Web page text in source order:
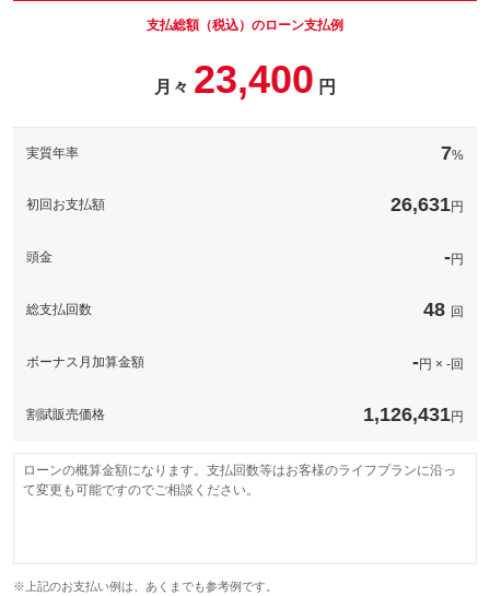
す。※人気の数字等は、抽選になることがございます。ご了承く
当社指定のドラレコを取り付けして納車させて頂くパックです！
支払総額（税込）のローン支払例
月々 23,400 円
実質年率 7%
初回お支払額 26,631円
頭金 -円
総支払回数 48 回
ボーナス月加算金額 -円 × -回
割賦販売価格 1,126,431円
ローンの概算金額になります。支払回数等はお客様のライフプランに沿っ
て変更も可能ですのでご相談ください。
※上記のお支払い例は、あくまでも参考例です。